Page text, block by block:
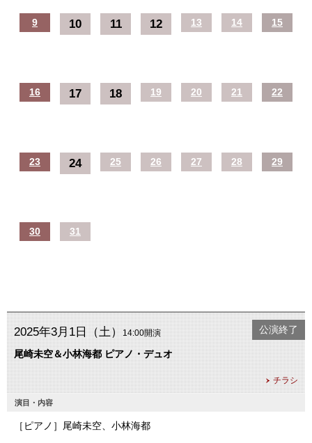
9 10 11 12 13 14 15
16 17 18 19 20 21 22
23 24 25 26 27 28 29
30 31
2025年3月1日（土）14:00開演
尾崎未空＆小林海都 ピアノ・デュオ
チラシ
公演終了
演目・内容
［ピアノ］尾崎未空、小林海都